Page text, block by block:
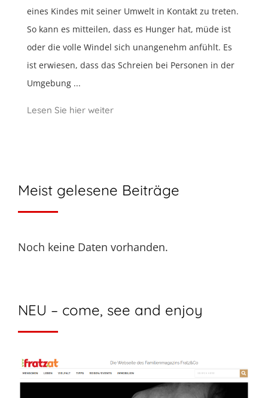
eines Kindes mit seiner Umwelt in Kontakt zu treten.
So kann es mitteilen, dass es Hunger hat, müde ist
oder die volle Windel sich unangenehm anfühlt. Es
ist erwiesen, dass das Schreien bei Personen in der
Umgebung ...
Lesen Sie hier weiter
Meist gelesene Beiträge
Noch keine Daten vorhanden.
NEU – come, see and enjoy